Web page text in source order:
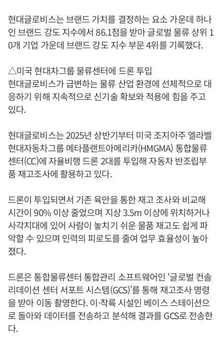
현대글로비스는 브랜드 가치를 결정하는 요소 가운데 하나
인 브랜드 강도 지수에서 86.1점을 받아 글로벌 물류 상위 1
0개 기업 가운데 브랜드 강도 지수 부문 4위를 기록했다.
△미국 현대차그룹 물류센터에 드론 투입
현대글로비스가 급변하는 물류 산업 환경에 선제적으로 대
응하기 위해 지속적으로 신기술 확보와 적용에 힘을 주고
있다.
현대글로비스는 2025년 상반기부터 미국 조지아주 엘라벨
현대자동차그룹 메타플랜트아메리카(HMGMA) 통합물류
센터(CC)에 자율비행 드론 2대를 투입해 자동차 반조립부
품 재고조사에 활용하고 있다.
드론이 투입되면서 기존 육안을 통한 재고 조사와 비교해
시간이 90% 이상 줄었으며 지상 3.5m 이상에 위치하거나
사각지대에 있어 사람이 놓치기 쉬운 물품 재고도 쉽게 파
악할 수 있으며 인력의 피로도를 줄여 업무 효율성이 높아
졌다.
드론은 통합물류센터 통합관리 소프트웨어인 ‘글로벌 컨솔
리데이션 센터 서포트 시스템(GCS)’를 통해 재고조사 명령
을 받아 이동 촬영한다. 이·착륙 시설인 베이스 스테이션으
로 돌아와 데이터를 전송하고 분석해 결과를 GCS로 전송한
다.